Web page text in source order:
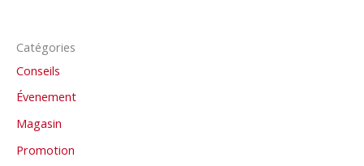
Catégories
Conseils
Évenement
Magasin
Promotion